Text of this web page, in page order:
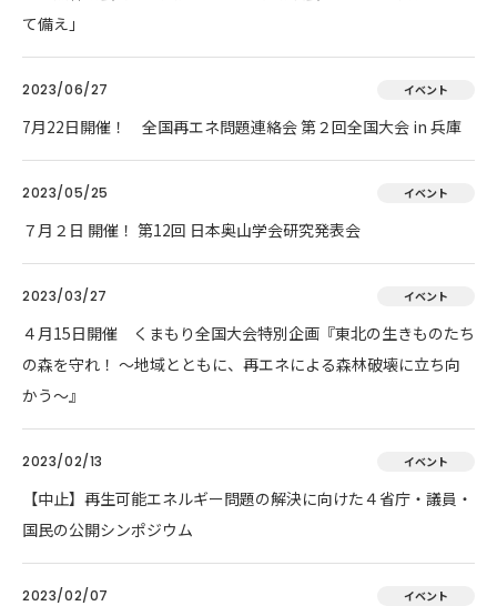
て備え」
2023/06/27 イベント
7月22日開催！ 全国再エネ問題連絡会 第２回全国大会 in 兵庫
2023/05/25 イベント
７月２日 開催！ 第12回 日本奥山学会研究発表会
2023/03/27 イベント
４月15日開催 くまもり全国大会特別企画『東北の生きものたち
の森を守れ！ 〜地域とともに、再エネによる森林破壊に立ち向
かう〜』
2023/02/13 イベント
【中止】再生可能エネルギー問題の解決に向けた４省庁・議員・
国民の公開シンポジウム
2023/02/07 イベント